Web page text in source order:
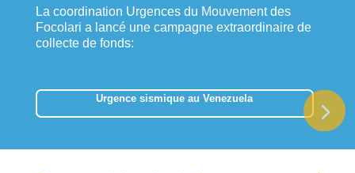
La coordination Urgences du Mouvement des
Focolari a lancé une campagne extraordinaire de
collecte de fonds:
Urgence sismique au Venezuela